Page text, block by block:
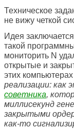
Техническое
не вижу четкой
Идея
такой
мониторить N
открытые и
этих
реализации: как
советника,
миллисекунд
закрытыми
как-то